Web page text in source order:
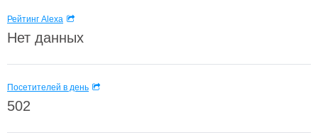
Рейтинг Alexa
Нет данных
Посетителей в день
502